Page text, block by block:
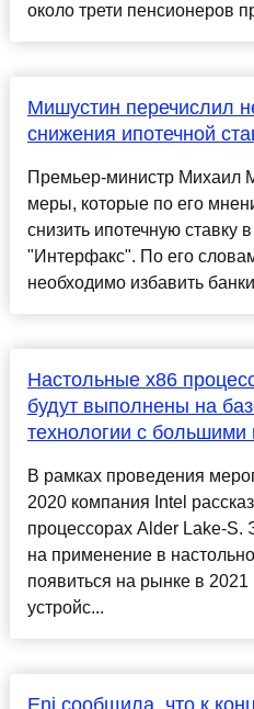
около трети пенсионеров
Мишустин перечислил
снижения ипотечной
Премьер-министр Михаил
меры, которые по его
снизить ипотечную ставку
"Интерфакс". По его
необходимо избавить
Настольные x86
будут выполнены на
технологии с
В рамках проведения
2020 компания Intel
процессорах Alder Lake-
на применение в
появиться на рынке в 2021
устройс...